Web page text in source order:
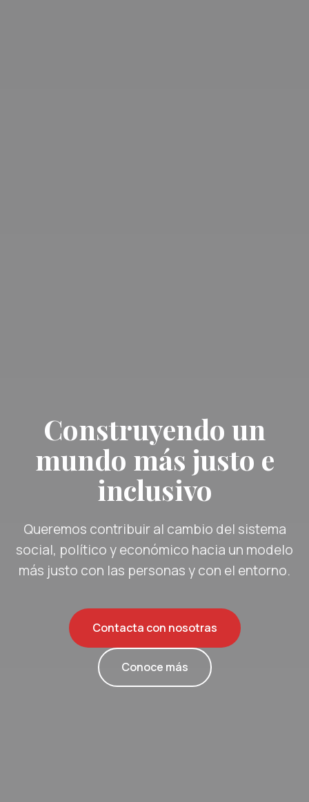
Construyendo un
mundo más justo e
inclusivo
Queremos contribuir al cambio del sistema
social, político y económico hacia un modelo
más justo con las personas y con el entorno.
Contacta con nosotras
Conoce más